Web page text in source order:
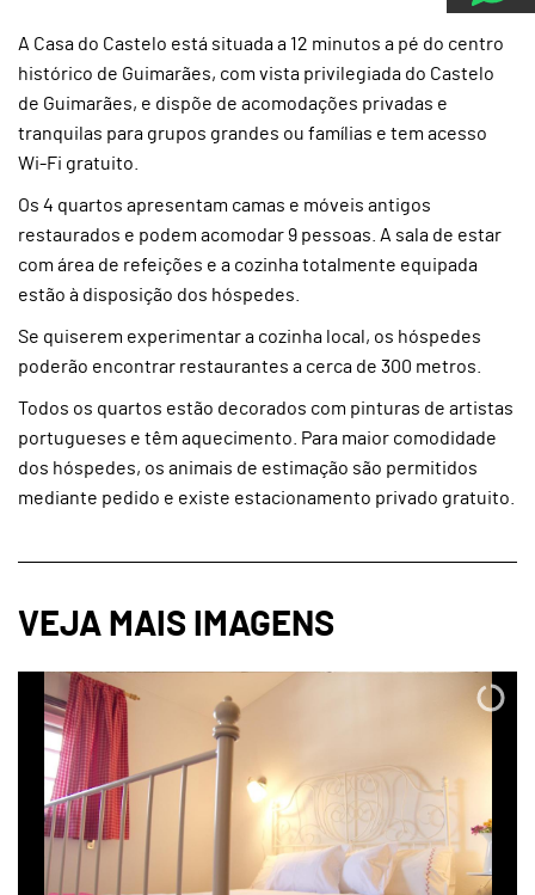
A Casa do Castelo está situada a 12 minutos a pé do centro
histórico de Guimarães, com vista privilegiada do Castelo
de Guimarães, e dispõe de acomodações privadas e
tranquilas para grupos grandes ou famílias e tem acesso
Wi-Fi gratuito.
Os 4 quartos apresentam camas e móveis antigos
restaurados e podem acomodar 9 pessoas. A sala de estar
com área de refeições e a cozinha totalmente equipada
estão à disposição dos hóspedes.
Se quiserem experimentar a cozinha local, os hóspedes
poderão encontrar restaurantes a cerca de 300 metros.
Todos os quartos estão decorados com pinturas de artistas
portugueses e têm aquecimento. Para maior comodidade
dos hóspedes, os animais de estimação são permitidos
mediante pedido e existe estacionamento privado gratuito.